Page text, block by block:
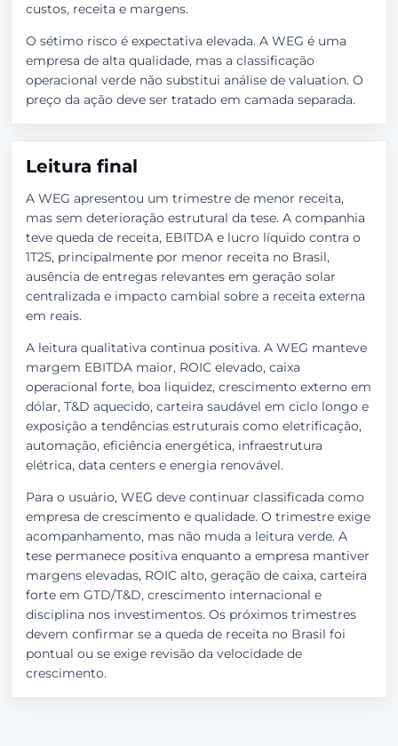
custos, receita e margens.
O sétimo risco é expectativa elevada. A WEG é uma
empresa de alta qualidade, mas a classificação
operacional verde não substitui análise de valuation. O
preço da ação deve ser tratado em camada separada.
Leitura final
A WEG apresentou um trimestre de menor receita,
mas sem deterioração estrutural da tese. A companhia
teve queda de receita, EBITDA e lucro líquido contra o
1T25, principalmente por menor receita no Brasil,
ausência de entregas relevantes em geração solar
centralizada e impacto cambial sobre a receita externa
em reais.
A leitura qualitativa continua positiva. A WEG manteve
margem EBITDA maior, ROIC elevado, caixa
operacional forte, boa liquidez, crescimento externo em
dólar, T&D aquecido, carteira saudável em ciclo longo e
exposição a tendências estruturais como eletrificação,
automação, eficiência energética, infraestrutura
elétrica, data centers e energia renovável.
Para o usuário, WEG deve continuar classificada como
empresa de crescimento e qualidade. O trimestre exige
acompanhamento, mas não muda a leitura verde. A
tese permanece positiva enquanto a empresa mantiver
margens elevadas, ROIC alto, geração de caixa, carteira
forte em GTD/T&D, crescimento internacional e
disciplina nos investimentos. Os próximos trimestres
devem confirmar se a queda de receita no Brasil foi
pontual ou se exige revisão da velocidade de
crescimento.